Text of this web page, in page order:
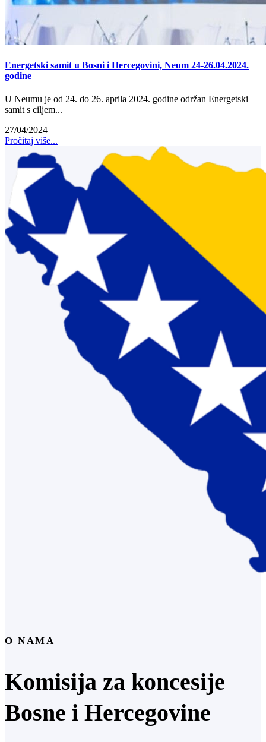
Energetski samit u Bosni i Hercegovini, Neum 24-26.04.2024.
godine
U Neumu je od 24. do 26. aprila 2024. godine održan Energetski
samit s ciljem...
27/04/2024
Pročitaj više...
O NAMA
Komisija za koncesije
Bosne i Hercegovine